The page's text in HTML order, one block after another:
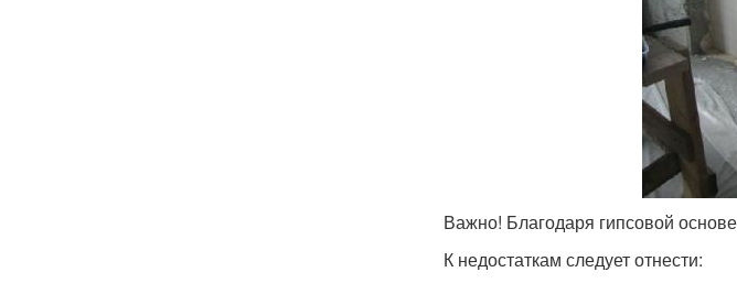
Важно! Благодаря гипсовой
К недостаткам следует отнести: